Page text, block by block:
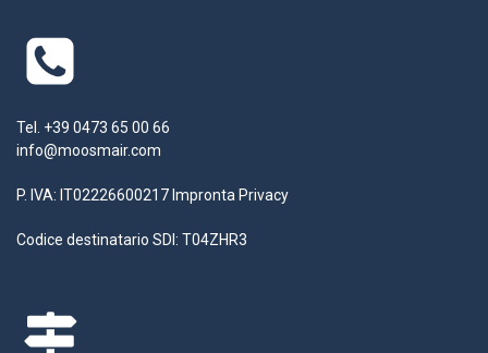
Tel. +39 0473 65 00 66
info@moosmair.com
P. IVA: IT02226600217 Impronta Privacy
Codice destinatario SDI: T04ZHR3